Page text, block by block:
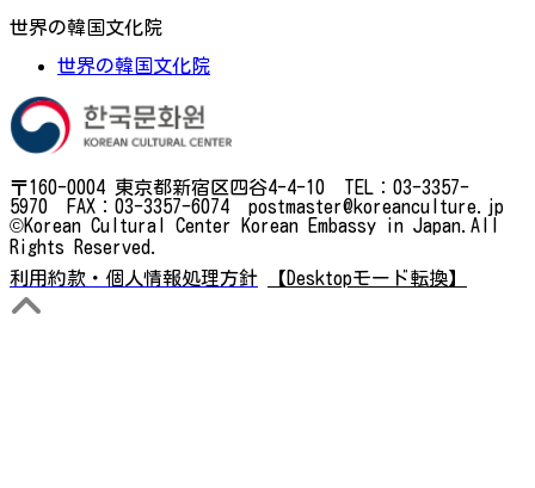
世界の韓国文化院
世界の韓国文化院
〒160-0004 東京都新宿区四谷4-4-10 TEL：03-3357-
5970 FAX：03-3357-6074 postmaster@koreanculture.jp
©Korean Cultural Center Korean Embassy in Japan.All
Rights Reserved.
利用約款・個人情報処理方針
【Desktopモード転換】